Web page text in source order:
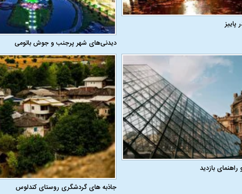
دیدنی‌های شهر پرجنب و جوش باتومی
بازدید
جاذبه های گردشگری روستای کندلوس